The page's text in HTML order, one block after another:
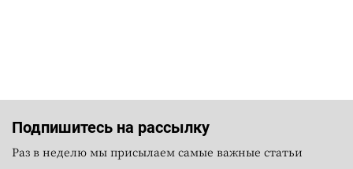
Подпишитесь на рассылку
Раз в неделю мы присылаем самые важные статьи